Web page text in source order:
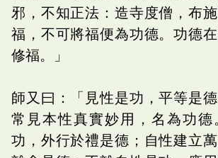
邪，不知正法：造寺度僧，布
福，不可將福便為功德。功德
修福。」
師又曰：「見性是功，平等是
常見本性真實妙用，名為功德
功，外行於禮是德；自性建立